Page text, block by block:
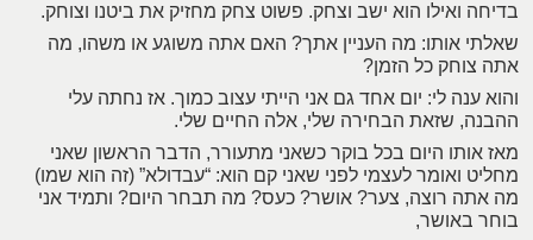
בדיחה ואילו הוא ישב וצחק. פשוט צחק מחזיק את ביטנו וצוחק.
שאלתי אותו: מה העניין אתך? האם אתה משוגע או משהו, מה
אתה צוחק כל הזמן?
והוא ענה לי: יום אחד גם אני הייתי עצוב כמוך. אז נחתה עלי
ההבנה, שזאת הבחירה שלי, אלה החיים שלי.
מאז אותו היום בכל בוקר כשאני מתעורר, הדבר הראשון שאני
מחליט ואומר לעצמי לפני שאני קם הוא: “עבדולא” (זה הוא שמו)
מה אתה רוצה, צער? אושר? כעס? מה תבחר היום? ותמיד אני
בוחר באושר,